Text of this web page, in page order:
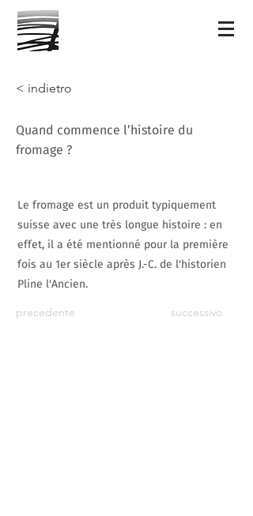
< indietro
Quand commence l’histoire du
fromage ?
Le fromage est un produit typiquement
suisse avec une très longue histoire : en
effet, il a été mentionné pour la première
fois au 1er siècle après J.-C. de l'historien
Pline l'Ancien.
precedente successivo